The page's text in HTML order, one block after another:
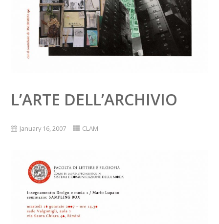
L’ARTE DELL’ARCHIVIO
January 16, 2007 CLAM